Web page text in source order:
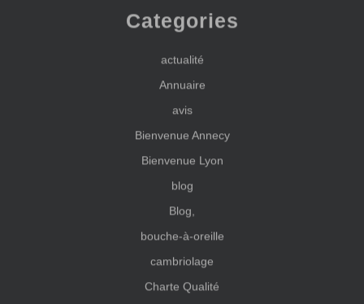
Categories
actualité
Annuaire
avis
Bienvenue Annecy
Bienvenue Lyon
blog
Blog,
bouche-à-oreille
cambriolage
Charte Qualité